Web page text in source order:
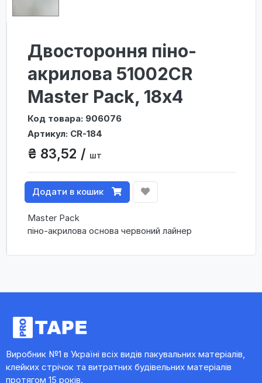
Двостороння піно-
акрилова 51002CR
Master Pack, 18х4
Код товара: 906076
Артикул: CR-184
₴ 83,52 / шт
Додати в кошик
Master Pack
піно-акрилова основа червоний лайнер
Виробник №1 в Україні всіх видів пакувальних матеріалів,
клейких стрічок та витратних будівельних матеріалів
протягом 15 років.